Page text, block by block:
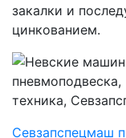
закалки и
цинкованием.
Севзапспецмаш